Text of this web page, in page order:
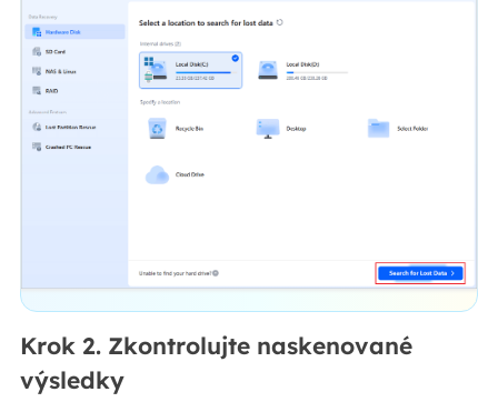
Krok 2. Zkontrolujte naskenované
výsledky